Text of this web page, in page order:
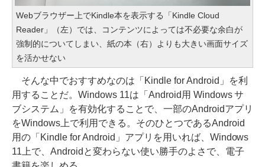
Webブラウザー上でKindle本を表示する「Kindle Cloud
Reader」（左）では、コンテンツによっては不必要な余白が
強制的についてしまい、紙の本（右）よりも大きい画面サイズ
を活かせない
そんな中でおすすめなのは「Kindle for Android」を利
用することだ。Windows 11は「Android用 Windows サ
ブシステム」を有効化することで、一部のAndroidアプリ
をWindows上で利用できる。そのひとつであるAndroid
用の「Kindle for Android」アプリを用いれば、Windows
11上で、Androidと変わらない使い勝手のよさで、電子